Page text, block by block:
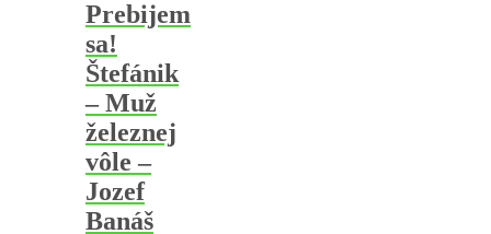
Prebijem
sa!
Štefánik
– Muž
železnej
vôle –
Jozef
Banáš